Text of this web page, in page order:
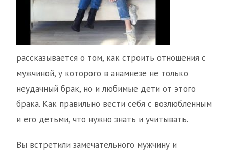
рассказывается о том, как строить отношения с
мужчиной, у которого в анамнезе не только
неудачный брак, но и любимые дети от этого
брака. Как правильно вести себя с возлюбленным
и его детьми, что нужно знать и учитывать.
Вы встретили замечательного мужчину и